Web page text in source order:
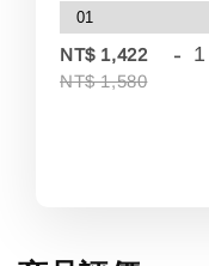
NT$ 1,422
NT$ 1,580
-